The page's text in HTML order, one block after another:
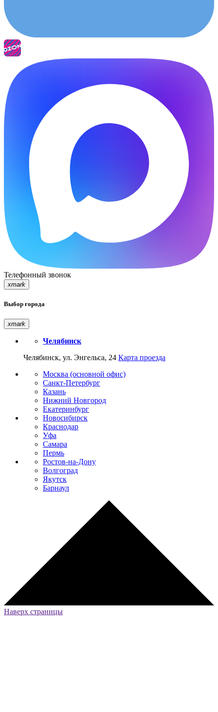
Телефонный звонок
xmark
Выбор города
xmark
Челябинск
Челябинск, ул. Энгельса, 24 Карта проезда
Москва (основной офис)
Санкт-Петербург
Казань
Нижний Новгород
Екатеринбург
Новосибирск
Краснодар
Уфа
Самара
Пермь
Ростов-на-Дону
Волгоград
Якутск
Барнаул
Наверх страницы